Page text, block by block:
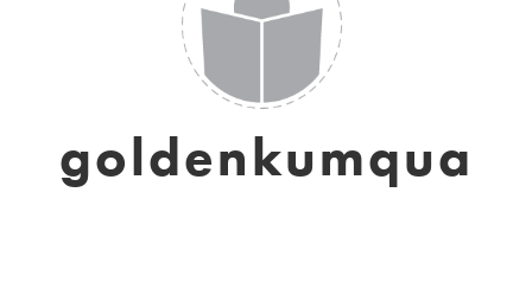
goldenkumqua